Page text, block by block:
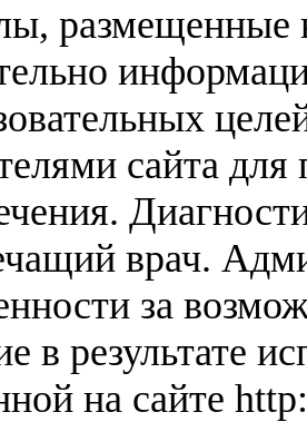
размещенные
сайта
врач.
за
в результате
на сайте